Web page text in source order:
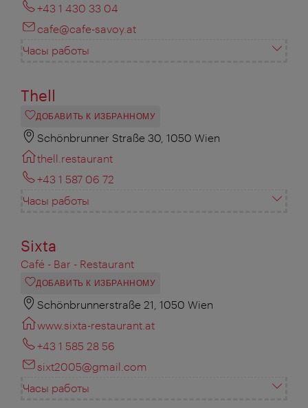
+43 1 430 33 04
cafe@cafe-savoy.at
Часы работы
Thell
ДОБАВИТЬ К ИЗБРАННОМУ
Schönbrunner Straße 30, 1050 Wien
thell.restaurant
+43 1 587 06 72
Часы работы
Sixta
Café - Bar - Restaurant
ДОБАВИТЬ К ИЗБРАННОМУ
Schönbrunnerstraße 21, 1050 Wien
www.sixta-restaurant.at
+43 1 585 28 56
sixt2005@gmail.com
Часы работы